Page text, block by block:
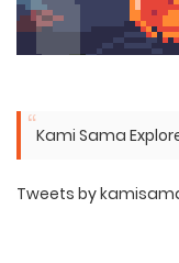
Kami Sama
Tweets by